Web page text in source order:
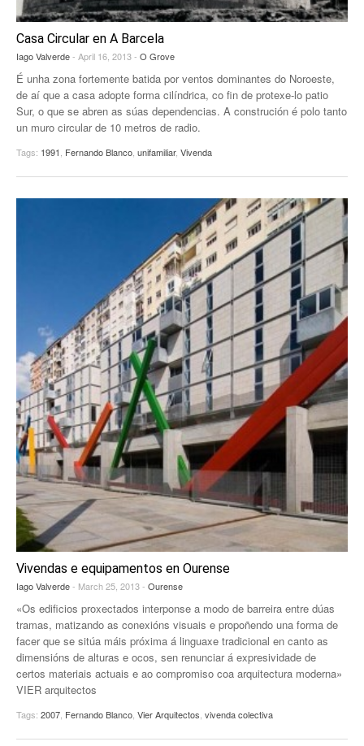
Casa Circular en A Barcela
Iago Valverde- April 16, 2013 - O Grove
É unha zona fortemente batida por ventos dominantes do Noroeste,
de aí que a casa adopte forma cilíndrica, co fin de protexe-lo patio
Sur, o que se abren as súas dependencias. A construción é polo tanto
un muro circular de 10 metros de radio.
Tags: 1991, Fernando Blanco, unifamiliar, Vivenda
Vivendas e equipamentos en Ourense
Iago Valverde- March 25, 2013 - Ourense
«Os edificios proxectados interponse a modo de barreira entre dúas
tramas, matizando as conexións visuais e propoñendo una forma de
facer que se sitúa máis próxima á linguaxe tradicional en canto as
dimensións de alturas e ocos, sen renunciar á expresividade de
certos materiais actuais e ao compromiso coa arquitectura moderna»
VIER arquitectos
Tags: 2007 Fernando Blanco Vier Arquitectos vivenda colectiva